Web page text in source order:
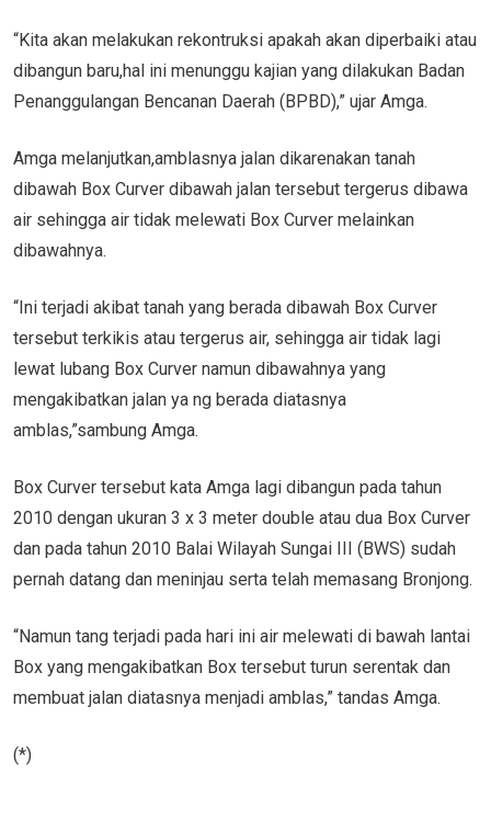
“Kita akan melakukan rekontruksi apakah akan diperbaiki atau
dibangun baru,hal ini menunggu kajian yang dilakukan Badan
Penanggulangan Bencanan Daerah (BPBD),” ujar Amga.
Amga melanjutkan,amblasnya jalan dikarenakan tanah
dibawah Box Curver dibawah jalan tersebut tergerus dibawa
air sehingga air tidak melewati Box Curver melainkan
dibawahnya.
“Ini terjadi akibat tanah yang berada dibawah Box Curver
tersebut terkikis atau tergerus air, sehingga air tidak lagi
lewat lubang Box Curver namun dibawahnya yang
mengakibatkan jalan ya ng berada diatasnya
amblas,”sambung Amga.
Box Curver tersebut kata Amga lagi dibangun pada tahun
2010 dengan ukuran 3 x 3 meter double atau dua Box Curver
dan pada tahun 2010 Balai Wilayah Sungai III (BWS) sudah
pernah datang dan meninjau serta telah memasang Bronjong.
“Namun tang terjadi pada hari ini air melewati di bawah lantai
Box yang mengakibatkan Box tersebut turun serentak dan
membuat jalan diatasnya menjadi amblas,” tandas Amga.
(*)